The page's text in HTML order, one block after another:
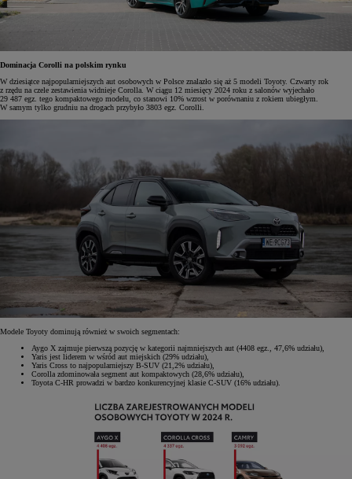
Dominacja Corolli na polskim rynku
W dziesiątce najpopularniejszych aut osobowych w Polsce znalazło się aż 5 modeli Toyoty. Czwarty rok
z rzędu na czele zestawienia widnieje Corolla. W ciągu 12 miesięcy 2024 roku z salonów wyjechało
29 487 egz. tego kompaktowego modelu, co stanowi 10% wzrost w porównaniu z rokiem ubiegłym.
W samym tylko grudniu na drogach przybyło 3803 egz. Corolli.
Modele Toyoty dominują również w swoich segmentach:
Aygo X zajmuje pierwszą pozycję w kategorii najmniejszych aut (4408 egz., 47,6% udziału),
Yaris jest liderem w wśród aut miejskich (29% udziału),
Yaris Cross to najpopularniejszy B-SUV (21,2% udziału),
Corolla zdominowała segment aut kompaktowych (28,6% udziału),
Toyota C-HR prowadzi w bardzo konkurencyjnej klasie C-SUV (16% udziału).